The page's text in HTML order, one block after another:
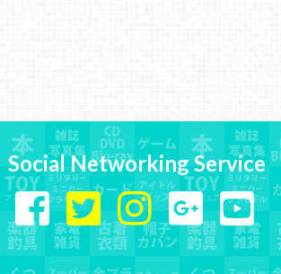
Social Networking Service